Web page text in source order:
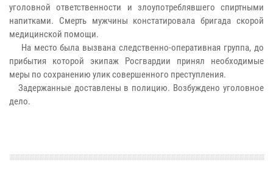
уголовной ответственности и злоупотреблявшего спиртными
напитками. Смерть мужчины констатировала бригада скорой
медицинской помощи.
На место была вызвана следственно-оперативная группа, до
прибытия которой экипаж Росгвардии принял необходимые
меры по сохранению улик совершенного преступления.
Задержанные доставлены в полицию. Возбуждено уголовное
дело.